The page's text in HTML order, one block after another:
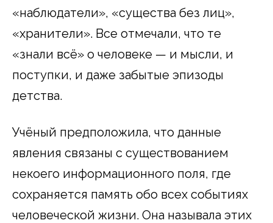
«наблюдатели», «существа без лиц»,
«хранители». Все отмечали, что те
«знали всё» о человеке — и мысли, и
поступки, и даже забытые эпизоды
детства.
Учёный предположила, что данные
явления связаны с существованием
некоего информационного поля, где
сохраняется память обо всех событиях
человеческой жизни. Она называла этих